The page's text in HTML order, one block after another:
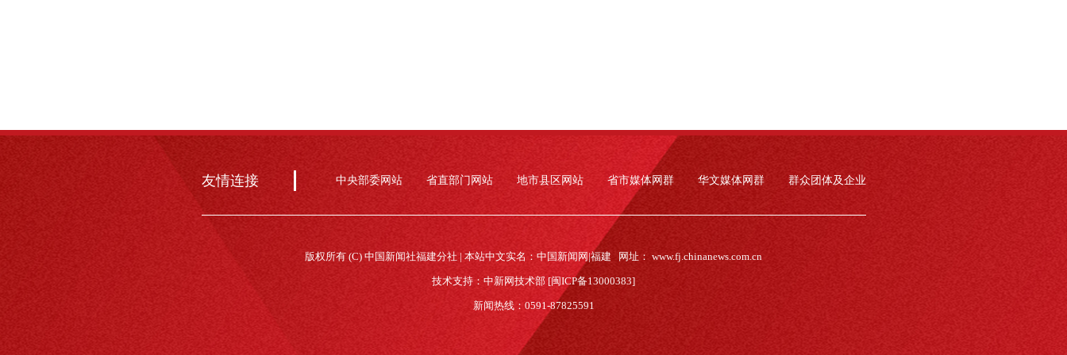
友情连接 中央部委网站 省直部门网站 地市县区网站 省市媒体网群 华文媒体网群 群众团体及企业
版权所有 (C) 中国新闻社福建分社 | 本站中文实名：中国新闻网|福建 网址： www.fj.chinanews.com.cn
技术支持：中新网技术部 [闽ICP备13000383]
新闻热线：0591-87825591